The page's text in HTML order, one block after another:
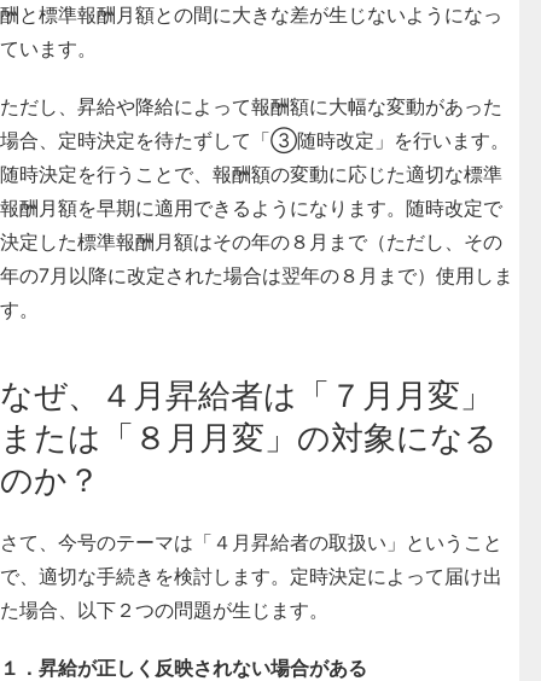
酬と標準報酬月額との間に大きな差が生じないようになっ
ています。
ただし、昇給や降給によって報酬額に大幅な変動があった
場合、定時決定を待たずして「③随時改定」を行います。
随時決定を行うことで、報酬額の変動に応じた適切な標準
報酬月額を早期に適用できるようになります。随時改定で
決定した標準報酬月額はその年の８月まで（ただし、その
年の7月以降に改定された場合は翌年の８月まで）使用しま
す。
なぜ、４月昇給者は「７月月変」
または「８月月変」の対象になる
のか？
さて、今号のテーマは「４月昇給者の取扱い」ということ
で、適切な手続きを検討します。定時決定によって届け出
た場合、以下２つの問題が生じます。
１．昇給が正しく反映されない場合がある